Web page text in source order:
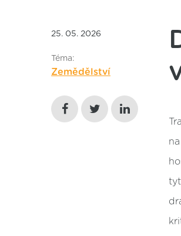
25. 05. 2026
Téma:
Zemědělství